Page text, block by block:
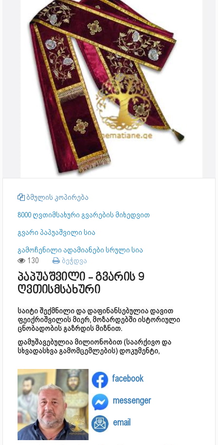
ბმულის კოპირება
8000 ღვთიმსახური გვარების მიხედვით
გვარი პაპუაშვილი სია
გამოჩენილი ადამიანები სრული სია
130 ბეჭდვა
პაპუაშვილი - გვარის 9
ღვთისმსახური
საიტი შექმნილი და დაფინანსებულია დავით
ფეიქრიშვილის მიერ, მოზარდებში ისტორიული
ცნობადობის გაზრდის მიზნით.
დამუშავებულია მილიონობით (საარქივო და
სხვადასხვა გამომცემლების) დოკუმენტი,
facebook
messenger
email